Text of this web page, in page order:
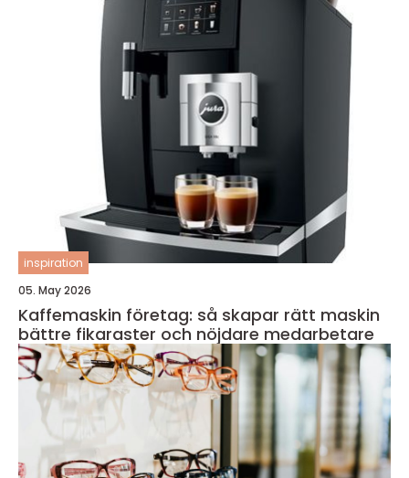
inspiration
05. May 2026
Kaffemaskin företag: så skapar rätt maskin
bättre fikaraster och nöjdare medarbetare